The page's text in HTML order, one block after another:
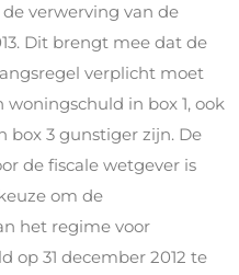
verwerving van de
Dit brengt mee dat de
verplicht moet
in box 1, ook
box 3 gunstiger zijn. De
de fiscale wetgever is
om de
het regime voor
op 31 december 2012 te